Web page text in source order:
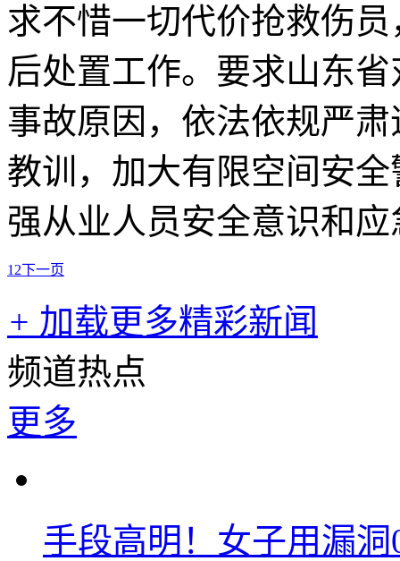
求不惜一切代价抢救伤
后处置工作。要求山东
事故原因，依法依规严
教训，加大有限空间安
强从业人员安全意识和
1 2下一页
+ 加载更多精彩新闻
频道热点
更多
手段高明！女子用漏